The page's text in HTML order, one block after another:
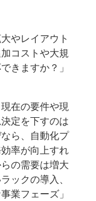
やレイアウト
コストや大規
きますか？」
在の要件や現
定を下すのは
ら、自動化プ
率が向上すれ
の需要は増大
ックの導入、
業フェーズ」